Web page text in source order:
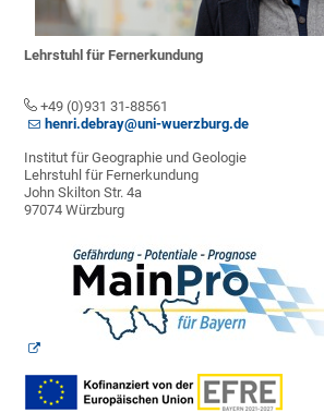
Lehrstuhl für Fernerkundung
+49 (0)931 31-88561
henri.debray@uni-wuerzburg.de
Institut für Geographie und Geologie
Lehrstuhl für Fernerkundung
John Skilton Str. 4a
97074 Würzburg